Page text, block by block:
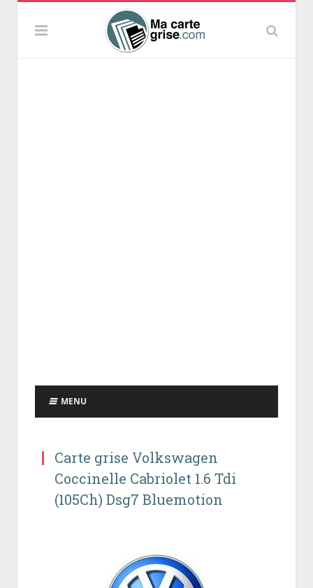
MENU
Carte grise Volkswagen
Coccinelle Cabriolet 1.6 Tdi
(105Ch) Dsg7 Bluemotion